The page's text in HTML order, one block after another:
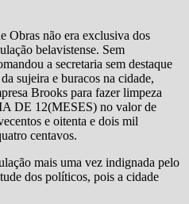
Obras não era exclusiva dos
belavistense. Sem
a secretaria sem destaque
sujeira e buracos na cidade,
Brooks para fazer limpeza
DE 12(MESES) no valor de
e oitenta e dois mil
centavos.
mais uma vez indignada pelo
dos políticos, pois a cidade